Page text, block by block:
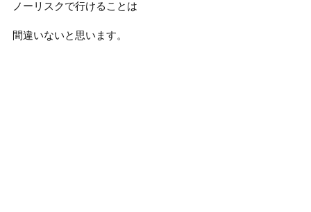
ノーリスクで行けることは
間違いないと思います。